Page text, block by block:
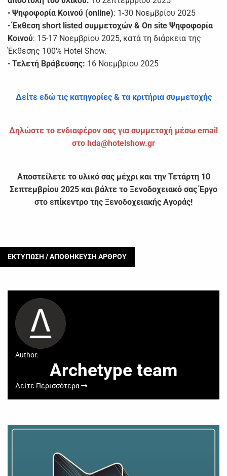
• Ψηφοφορία Κοινού (online): 1-30 Νοεμβρίου 2025
•Έκθεση short listed συμμετοχών & On site Ψηφοφορία
Κοινού: 15-17 Νοεμβρίου 2025, κατά τη διάρκεια της
Έκθεσης 100% Hotel Show.
• Τελετή Βράβευσης: 16 Νοεμβρίου 2025
Δείτε εδώ τις κατηγορίες & τα κριτήρια συμμετοχής
Δηλώστε το ενδιαφέρον σας για συμμετοχή μέσω email
στο hda@hotelshow.gr
Αποστείλετε το υλικό σας μέχρι και την Τετάρτη 10
Σεπτεμβρίου 2025 και βάλτε το Ξενοδοχειακό σας Έργο
στο επίκεντρο της Ξενοδοχειακής Αγοράς!
ΕΚΤΥΠΩΣΗ / ΑΠΟΘΗΚΕΥΣΗ ΑΡΘΡΟΥ
Author:
Archetype team
Δείτε Περισσότερα